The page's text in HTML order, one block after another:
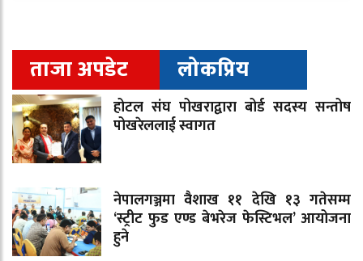
ताजा अपडेट लोकप्रिय
होटल संघ पोखराद्वारा बोर्ड सदस्य सन्तोष
पोखरेललाई स्वागत
नेपालगञ्जमा वैशाख ११ देखि १३ गतेसम्म
‘स्ट्रीट फुड एण्ड बेभरेज फेस्टिभल’ आयोजना
हुने